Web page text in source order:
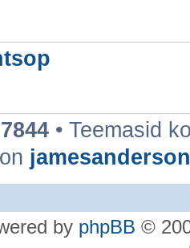
7844 • Teemasid
jamesanderson
red by phpBB ©